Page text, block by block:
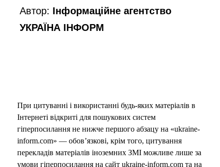
Автор: Інформаційне агентство
УКРАЇНА ІНФОРМ
При цитуванні і використанні будь-яких матеріалів в
Інтернеті відкриті для пошукових систем
гіперпосилання не нижче першого абзацу на «ukraine-
inform.com» — обов’язкові, крім того, цитування
перекладів матеріалів іноземних ЗМІ можливе лише за
умови гіперпосилання на сайт ukraine-inform.com та на